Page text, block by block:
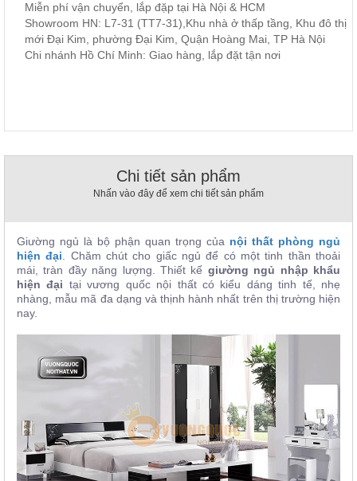
Phụ
Kiện
Trang
Nội
Nội
Thất
Hàng
Miễn phí vận chuyển, lắp đặp tại Hà Nội & HCM
Showroom HN: L7-31 (TT7-31),Khu nhà ở thấp tầng, Khu đô thị
mới Đại Kim, phường Đại Kim, Quận Hoàng Mai, TP Hà Nội
Chi nhánh Hồ Chí Minh: Giao hàng, lắp đặt tận nơi
Chi tiết sản phẩm
Nhấn vào đây để xem chi tiết sản phẩm
Giường ngủ là bộ phận quan trọng của nội thất phòng ngủ
hiện đại. Chăm chút cho giấc ngủ để có một tinh thần thoải
mái, tràn đầy năng lượng. Thiết kế giường ngủ nhập khẩu
hiện đại tại vương quốc nội thất có kiểu dáng tinh tế, nhẹ
nhàng, mẫu mã đa dạng và thịnh hành nhất trên thị trường hiện
nay.